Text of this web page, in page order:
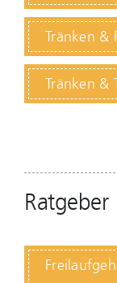
Tränken &
Tränken &
Ratgeber